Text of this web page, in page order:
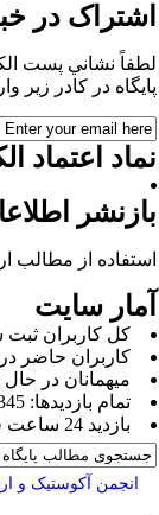
در
نشاني پست
در كادر زير وارد
اعتماد
از مطالب
سایت
كل کاربران ثبت شده: 283
کاربران حاضر در وبگاه:
ميهمانان در حال بازديد:
تمام بازديد‌ها: 517345 بازدید
بازديد 24 ساعت قبل: 311 بازدید
انجمن آکوستیک و